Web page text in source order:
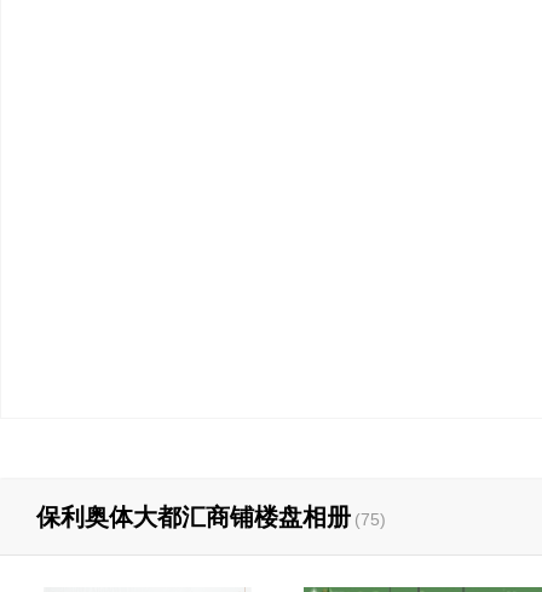
保利奥体大都汇商铺楼盘相册 (75)